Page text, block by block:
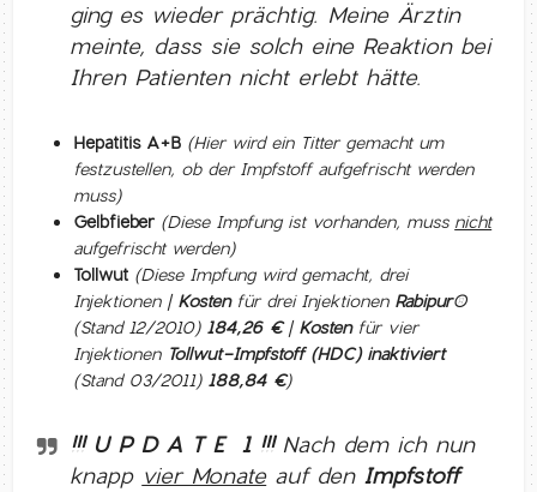
ging es wieder prächtig. Meine Ärztin
meinte, dass sie solch eine Reaktion bei
Ihren Patienten nicht erlebt hätte.
Hepatitis A+B (Hier wird ein Titter gemacht um
festzustellen, ob der Impfstoff aufgefrischt werden
muss)
Gelbfieber (Diese Impfung ist vorhanden, muss nicht
aufgefrischt werden)
Tollwut (Diese Impfung wird gemacht, drei
Injektionen | Kostenfür drei Injektionen Rabipur®
(Stand 12/2010) 184,26 € | Kostenfür vier
Injektionen Tollwut-Impfstoff (HDC) inaktiviert
(Stand 03/2011) 188,84 €)
!!! U P D A T E 1 !!! Nach dem ich nun
knapp vier Monateauf den Impfstoff